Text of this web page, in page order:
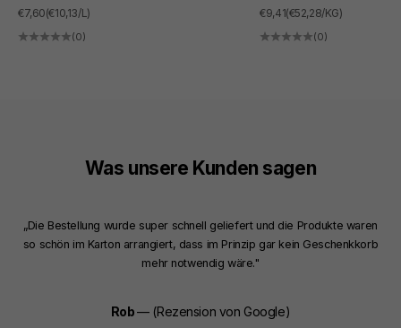
ANGEBOT
€7,60(€10,13/L)
(0)
ANGEBOT
€9,41(€52,28/KG)
(0)
Was unsere Kunden sagen
„Die Bestellung wurde super schnell geliefert und die Produkte waren
so schön im Karton arrangiert, dass im Prinzip gar kein Geschenkkorb
mehr notwendig wäre."
Rob— (Rezension von Google)